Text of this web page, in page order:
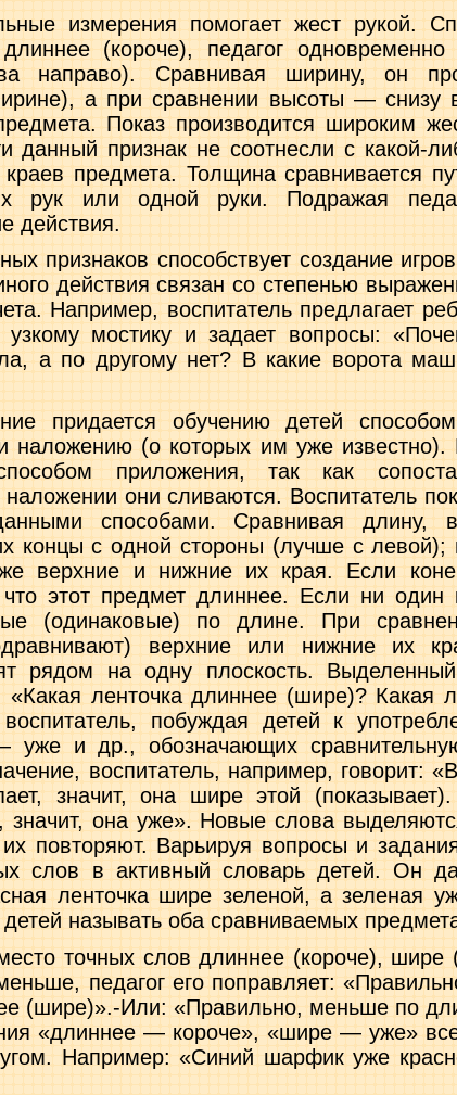
измерения помогает жест рукой.
(короче), педагог
направо). Сравнивая ширину, он
а при сравнении высоты — снизу
Показ производится широким
данный признак не соот­несли с какой-
предмета. Толщина сравнивается
рук или одной руки. Подражая
действия.
признаков способствует создание
действия связан со степенью
Например, воспитатель предлагает
мостику и задает вопросы:
а по другому нет? В какие ворота
придается обучению детей
наложению (о которых им уже
при­ложения, так как
они сливаются. Воспитатель
способами. Сравнивая
концы с одной стороны (лучше с левой);
верхние и нижние их края. Если
этот предмет длиннее. Если ни один
(одинаковые) по длине. При
верхние или нижние их
рядом на одну плоскость. Выделенный
лен­точка длиннее (шире)? Какая
побуждая детей к
и др., обозначающих
воспитатель, на­пример, говорит:
значит, она шире этой
значит, она уже». Новые слова
повторяют. Варьируя вопросы и
слов в актив­ный словарь детей. Он
ленточка шире зеленой, а зеленая
называть оба сравниваемых
точных слов длиннее (короче), шире
педагог его поправ­ляет:
(ши­ре)».-Или: «Правильно, меньше по
«длиннее — короче», «шире — уже»
Например: «Синий шарфик уже